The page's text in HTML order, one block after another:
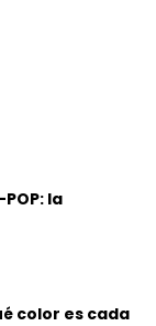
la
color es cada